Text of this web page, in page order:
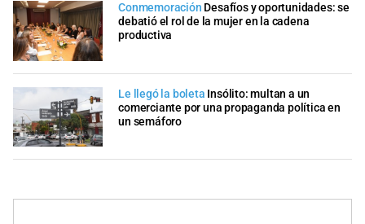
Conmemoración Desafíos y oportunidades: se
debatió el rol de la mujer en la cadena
productiva
Le llegó la boleta Insólito: multan a un
comerciante por una propaganda política en
un semáforo